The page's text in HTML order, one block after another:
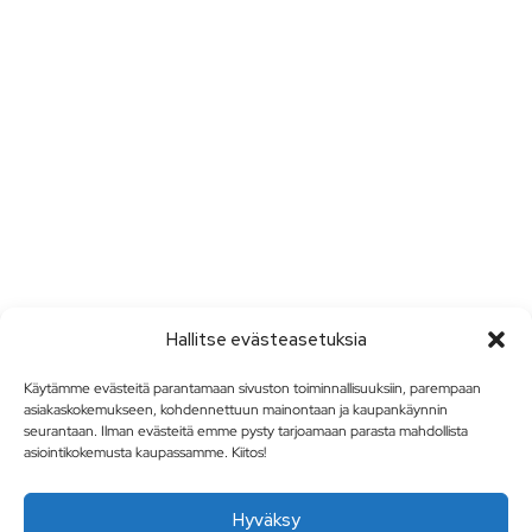
Hallitse evästeasetuksia
Käytämme evästeitä parantamaan sivuston toiminnallisuuksiin, parempaan
asiakaskokemukseen, kohdennettuun mainontaan ja kaupankäynnin
seurantaan. Ilman evästeitä emme pysty tarjoamaan parasta mahdollista
asiointikokemusta kaupassamme. Kiitos!
Hyväksy